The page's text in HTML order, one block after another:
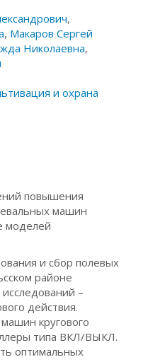
,
, Макаров Сергей
Николаевна,
и охрана
повышения
машин
моделей
и сбор полевых
районе
–
действия.
кругового
типа ВКЛ/ВЫКЛ.
оптимальных